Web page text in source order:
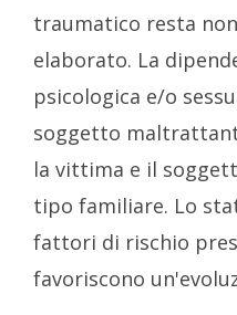
traumatico resta
elaborato. La
psicologica e/o
soggetto
la vittima e il
tipo familiare. Lo
fattori di rischio
favoriscono